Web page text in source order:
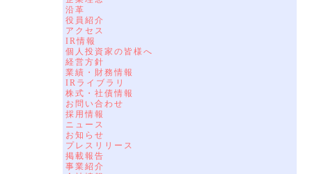
沿革
役員紹介
アクセス
IR情報
個人投資家の皆様へ
経営方針
業績・財務情報
IRライブラリ
株式・社債情報
お問い合わせ
採用情報
ニュース
お知らせ
プレスリリース
掲載報告
事業紹介